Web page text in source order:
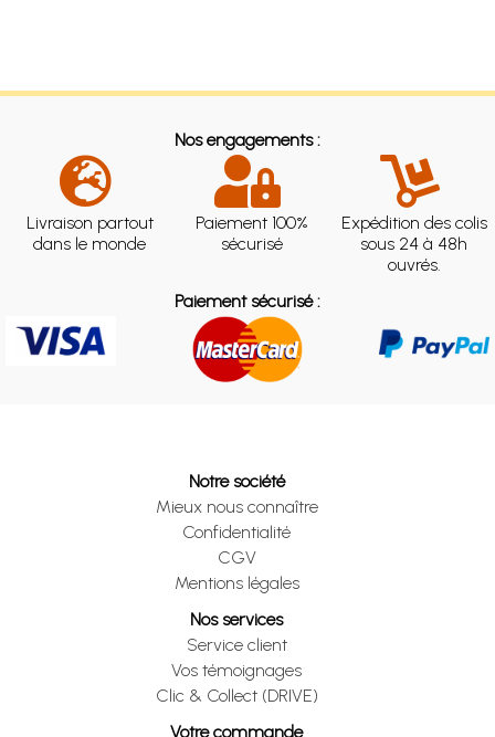
Nos engagements :
Livraison partout
dans le monde
Paiement 100%
sécurisé
Expédition des colis
sous 24 à 48h
ouvrés.
Paiement sécurisé :
Notre société
Mieux nous connaître
Confidentialité
CGV
Mentions légales
Nos services
Service client
Vos témoignages
Clic & Collect (DRIVE)
Votre commande